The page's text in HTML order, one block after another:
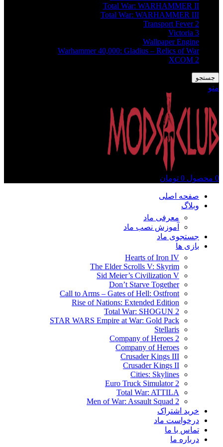
Total War: WARHAMMER II
Total War: WARHAMMER III
Transport Fever 2
Victoria 3
Wallpaper Engine
Warhammer 40,000: Gladius – Relics of War
XCOM 2
جستجو
منو
0 محصول 0 تومان
صفحه اصلی
وبلاگ
معرفی ماد
آموزش نصب ماد
جستجوی ماد
بازی ها
Hearts of Iron IV
The Elder Scrolls V: Skyrim
Sid Meier’s Civilization V
Don’t Starve Together
Call to Arms – Gates of Hell: Ostfront
Rise of Nations: Extended Edition
Total War: SHOGUN 2
STAR WARS Empire at War: Gold Pack
Stellaris
Company of Heroes 2
Company of Heroes
Crusader Kings III
Crusader Kings II
Cities: Skylines
Euro Truck Simulator 2
Total War: ATTILA
Men of War: Assault Squad 2
خرید اشتراک
درخواست ماد
تماس با ما
درباره ما